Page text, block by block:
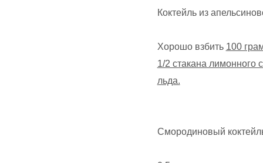
Коктейль из
Хорошо взбить 100
1/2 стакана лимонного
льда.
Смородиновый